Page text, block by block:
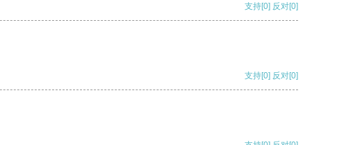
支持[0] 反对[0]
支持[0] 反对[0]